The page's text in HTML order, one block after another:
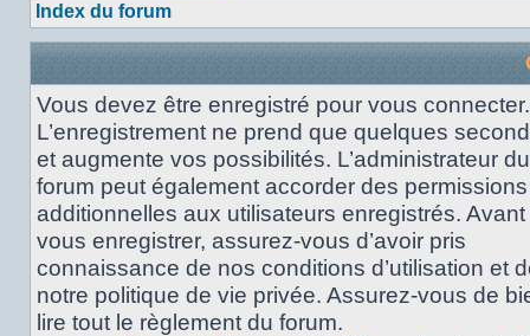
Index du forum
Vous devez être enregistré pour vous connecter.
L’enregistrement ne prend que quelques
et augmente vos possibilités. L’administrateur du
forum peut également accorder des permissions
additionnelles aux utilisateurs enregistrés.
vous enregistrer, assurez-vous d’avoir pris
connaissance de nos conditions d’utilisation et
notre politique de vie privée. Assurez-vous de
lire tout le règlement du forum.